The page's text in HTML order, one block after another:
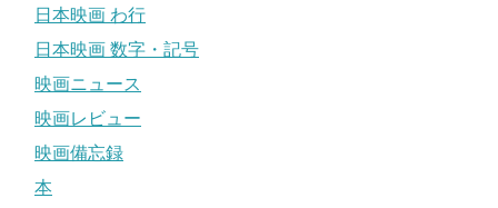
日本映画 わ行
日本映画 数字・記号
映画ニュース
映画レビュー
映画備忘録
本